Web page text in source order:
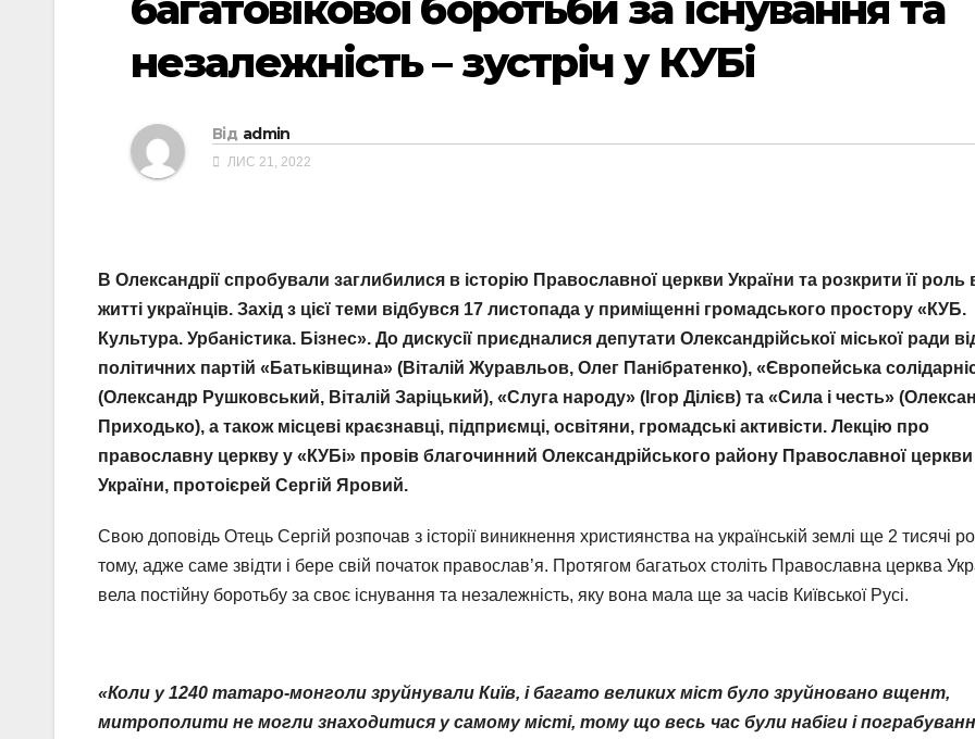
незалежність – зустріч у КУБі
Від admin
ЛИС 21, 2022
В Олександрії спробували заглибилися в історію Православної церкви України та розкрити її роль
житті українців. Захід з цієї теми відбувся 17 листопада у приміщенні громадського простору «КУБ.
Культура. Урбаністика. Бізнес». До дискусії приєдналися депутати Олександрійської міської ради
політичних партій «Батьківщина» (Віталій Журавльов, Олег Панібратенко), «Європейська
(Олександр Рушковський, Віталій Заріцький), «Слуга народу» (Ігор Ділієв) та «Сила і честь»
Приходько), а також місцеві краєзнавці, підприємці, освітяни, громадські активісти. Лекцію про
православну церкву у «КУБі» провів благочинний Олександрійського району Православної церкви
України, протоієрей Сергій Яровий.
Свою доповідь Отець Сергій розпочав з історії виникнення християнства на українській землі ще 2 тисячі
тому, адже саме звідти і бере свій початок православ’я. Протягом багатьох століть Православна церква
вела постійну боротьбу за своє існування та незалежність, яку вона мала ще за часів Київської Русі.
«Коли у 1240 татаро-монголи зруйнували Київ, і багато великих міст було зруйновано вщент,
митрополити не могли знаходитися у самому місті, тому що весь час були набіги і